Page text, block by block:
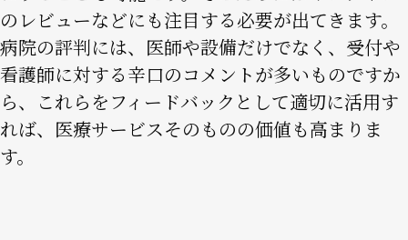
のレビューなどにも注目する必要が出てきます。
病院の評判には、医師や設備だけでなく、受付や
看護師に対する辛口のコメントが多いものですか
ら、これらをフィードバックとして適切に活用す
れば、医療サービスそのものの価値も高まりま
す。